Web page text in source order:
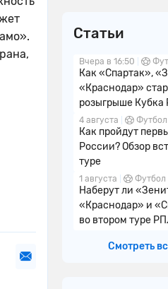
Статьи
Вчера в 16:50
Как «Спартак»,
«Краснодар»
розыгрыше Кубка
4 августа Футбол
Как пройдут
России? Обзор
туре
1 августа Футбол
Наберут ли
«Краснодар» и
во втором туре
Смотреть